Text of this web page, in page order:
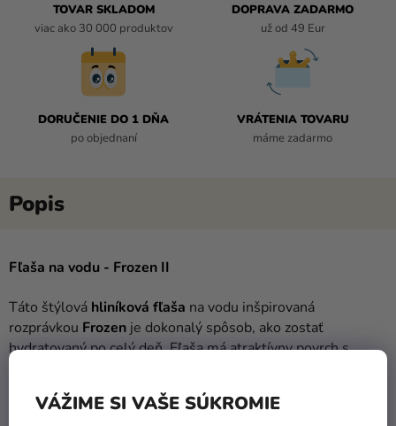
VÁŽIME SI VAŠE SÚKROMIE
TOVAR SKLADOM
viac ako 30 000 produktov
DOPRAVA ZADARMO
už od 49 Eur
DORUČENIE DO 1 DŇA
po objednaní
VRÁTENIA TOVARU
máme zadarmo
Fľaša na vodu - Frozen II
Táto štýlová hliníková fľaša na vodu inšpirovaná
rozprávkou Frozen je dokonalý spôsob, ako zostať
hydratovaný po celý deň. Fľaša má atraktívny povrch s
obsah:500 ml